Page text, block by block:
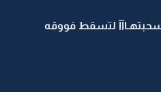
لتسقط فووقه